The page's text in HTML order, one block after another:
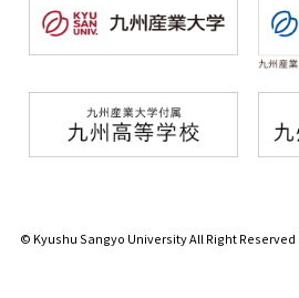
© Kyushu Sangyo University All Right Reserved